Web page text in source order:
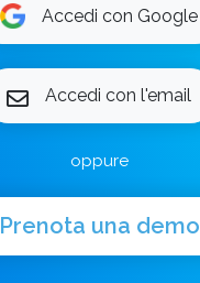
Accedi con Google
Accedi con l'email
oppure
Prenota una demo